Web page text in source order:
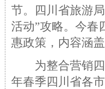
节。四川省旅游
活动”攻略。今春
惠政策，内容涵
为整合营销四
年春季四川省各